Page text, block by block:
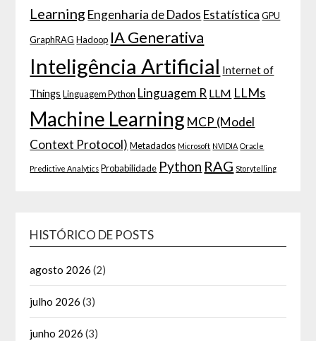
Learning Engenharia de Dados Estatística GPU
GraphRAG Hadoop IA Generativa
Inteligência Artificial Internet of
Things Linguagem Python Linguagem R LLM LLMs
Machine Learning MCP (Model
Context Protocol) Metadados Microsoft NVIDIA Oracle
Predictive Analytics Probabilidade Python RAG Storytelling
HISTÓRICO DE POSTS
agosto 2026 (2)
julho 2026 (3)
junho 2026 (3)